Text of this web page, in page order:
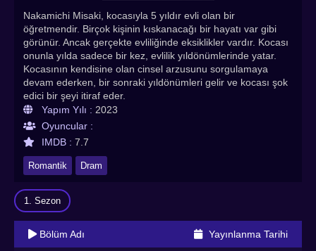
Nakamichi Misaki, kocasıyla 5 yıldır evli olan bir
öğretmendir. Birçok kişinin kıskanacağı bir hayatı var gibi
görünür. Ancak gerçekte evliliğinde eksiklikler vardır. Kocası
onunla yılda sadece bir kez, evlilik yıldönümlerinde yatar.
Kocasının kendisine olan cinsel arzusunu sorgulamaya
devam ederken, bir sonraki yıldönümleri gelir ve kocası şok
edici bir şeyi itiraf eder.
Yapım Yılı : 2023
Oyuncular :
IMDB : 7.7
Romantik Dram
1. Sezon
Bölüm Adı Yayınlanma Tarihi